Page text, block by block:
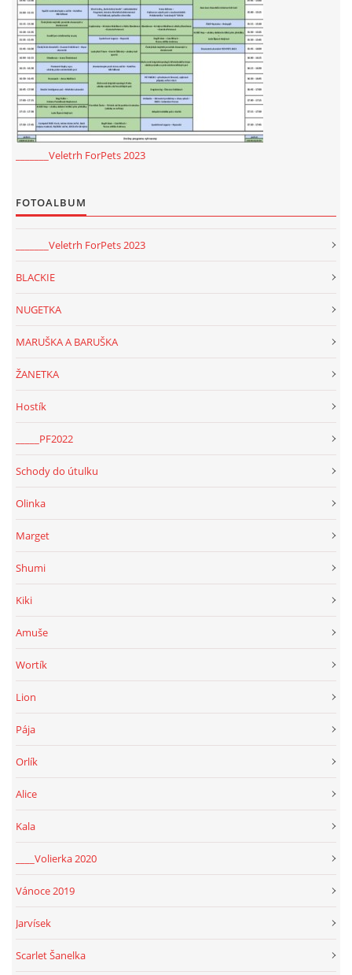
_______Veletrh ForPets 2023
FOTOALBUM
_______Veletrh ForPets 2023
BLACKIE
NUGETKA
MARUŠKA A BARUŠKA
ŽANETKA
Hostík
_____PF2022
Schody do útulku
Olinka
Marget
Shumi
Kiki
Amuše
Wortík
Lion
Pája
Orlík
Alice
Kala
____Volierka 2020
Vánoce 2019
Jarvísek
Scarlet Šanelka